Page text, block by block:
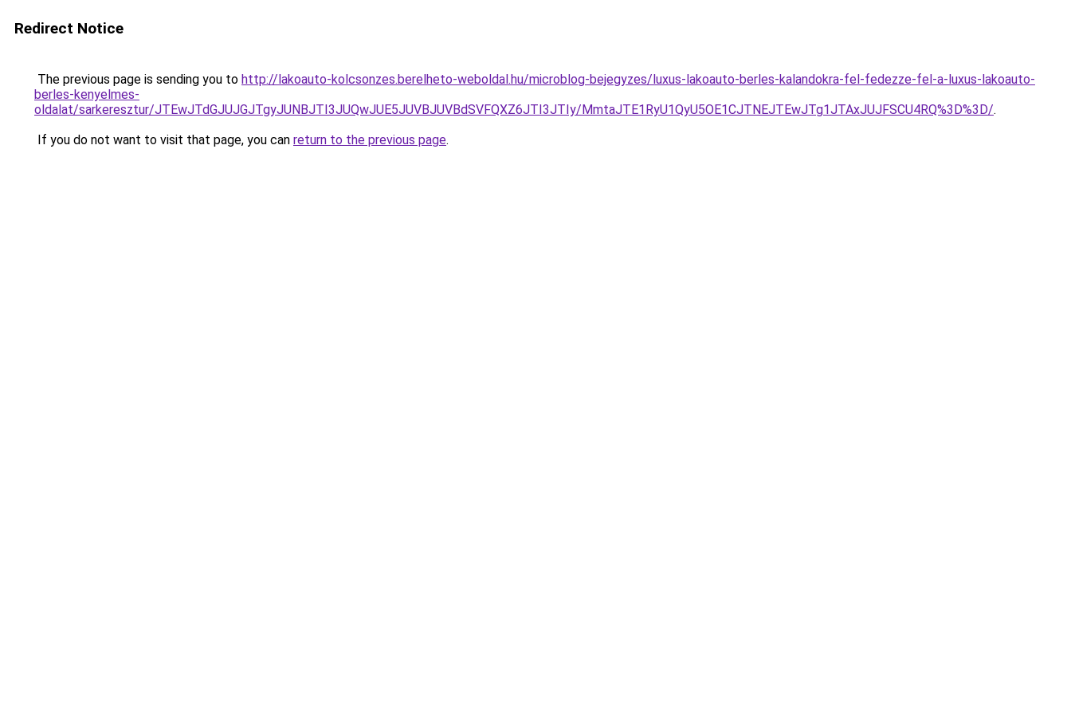
Redirect Notice
The previous page is sending you to http://lakoauto-kolcsonzes.berelheto-weboldal.hu/microblog-bejegyzes/luxus-lakoauto-berles-kalandokra-fel-fedezze-fel-a-luxus-lakoauto-
berles-kenyelmes-
oldalat/sarkeresztur/JTEwJTdGJUJGJTgyJUNBJTI3JUQwJUE5JUVBJUVBdSVFQXZ6JTI3JTIy/MmtaJTE1RyU1QyU5OE1CJTNEJTEwJTg1JTAxJUJFSCU4RQ%3D%3D/.
If you do not want to visit that page, you can return to the previous page.